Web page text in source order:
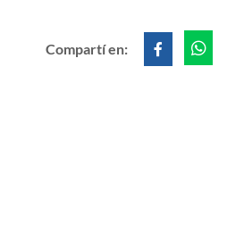
Compartí en: